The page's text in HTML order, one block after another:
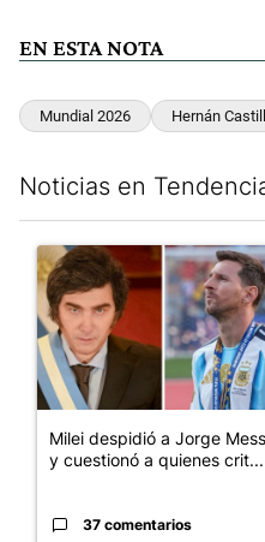
EN ESTA NOTA
Mundial 2026 Hernán
Noticias en
Un artículo de tendencia
Milei despidió a Jorge
y cuestionó a quienes crit...
37 comentarios